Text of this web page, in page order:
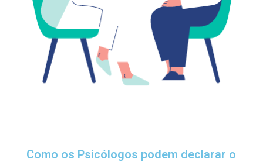
Como os Psicólogos podem declarar o